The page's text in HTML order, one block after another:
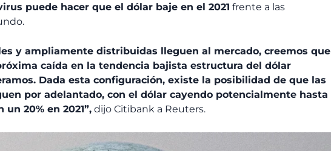
puede hacer que el dólar baje en el 2021 frente a las
y ampliamente distribuidas lleguen al mercado, creemos que
caída en la tendencia bajista estructura del dólar
Dada esta configuración, existe la posibilidad de que las
por adelantado, con el dólar cayendo potencialmente hasta
un 20% en 2021”,dijo Citibank a Reuters.